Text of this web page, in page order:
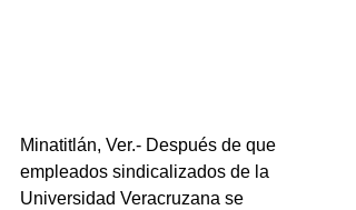
Minatitlán, Ver.- Después de que
empleados sindicalizados de la
Universidad Veracruzana se